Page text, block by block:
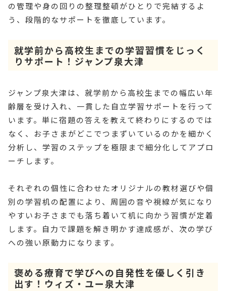
の管理や身の回りの整理整頓がひとりで完結するよ
う、段階的なサポートを徹底しています。
就学前から高校生までの学習習慣をじっく
りサポート！ジャンプ泉大津
ジャンプ泉大津は、就学前から高校生までの幅広い年
齢層を受け入れ、一貫した自立学習サポートを行って
います。単に宿題の答えを教えて終わりにするのでは
なく、お子さまがどこでつまずいているのかを細かく
分析し、学習のステップを極限まで細分化してアプロ
ーチします。
それぞれの個性に合わせたオリジナルの教材選びや個
別の学習机の配置により、周囲の音や視線が気になり
やすいお子さまでも落ち着いて机に向かう習慣が定着
します。自力で課題を解き明かす達成感が、次の学び
への強い原動力になります。
褒める療育で学びへの自発性を優しく引き
出す！ウィズ・ユー泉大津